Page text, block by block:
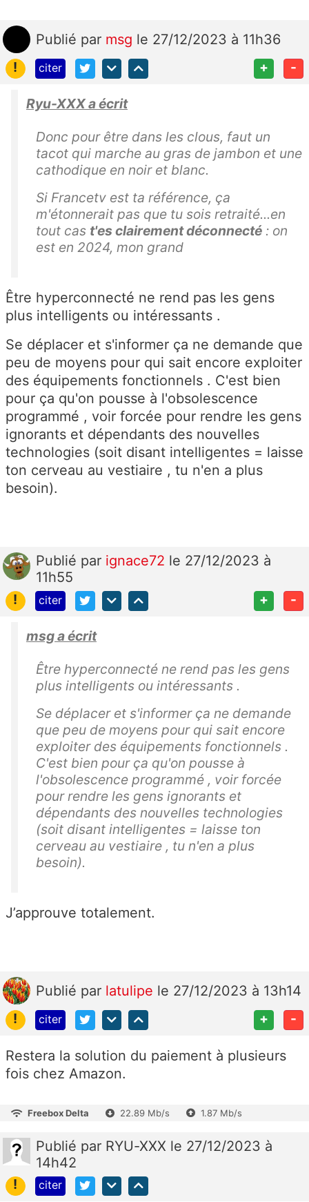
Publié par msg le 27/12/2023 à 11h36
!
citer + -
Ryu-XXX a écrit
Donc pour être dans les clous, faut un
tacot qui marche au gras de jambon et une
cathodique en noir et blanc.
Si Francetv est ta référence, ça
m'étonnerait pas que tu sois retraité...en
tout cas t'es clairement déconnecté : on
est en 2024, mon grand
Être hyperconnecté ne rend pas les gens
plus intelligents ou intéressants .
Se déplacer et s'informer ça ne demande que
peu de moyens pour qui sait encore exploiter
des équipements fonctionnels . C'est bien
pour ça qu'on pousse à l'obsolescence
programmé , voir forcée pour rendre les gens
ignorants et dépendants des nouvelles
technologies (soit disant intelligentes = laisse
ton cerveau au vestiaire , tu n'en a plus
besoin).
Publié par ignace72 le 27/12/2023 à
11h55
!
citer + -
msg a écrit
Être hyperconnecté ne rend pas les gens
plus intelligents ou intéressants .
Se déplacer et s'informer ça ne demande
que peu de moyens pour qui sait encore
exploiter des équipements fonctionnels .
C'est bien pour ça qu'on pousse à
l'obsolescence programmé , voir forcée
pour rendre les gens ignorants et
dépendants des nouvelles technologies
(soit disant intelligentes = laisse ton
cerveau au vestiaire , tu n'en a plus
besoin).
J’approuve totalement.
Publié par latulipe le 27/12/2023 à 13h14
!
citer + -
Restera la solution du paiement à plusieurs
fois chez Amazon.
Freebox Delta 22.89 Mb/s 1.87 Mb/s
Publié par RYU-XXX le 27/12/2023 à
14h42
!
citer